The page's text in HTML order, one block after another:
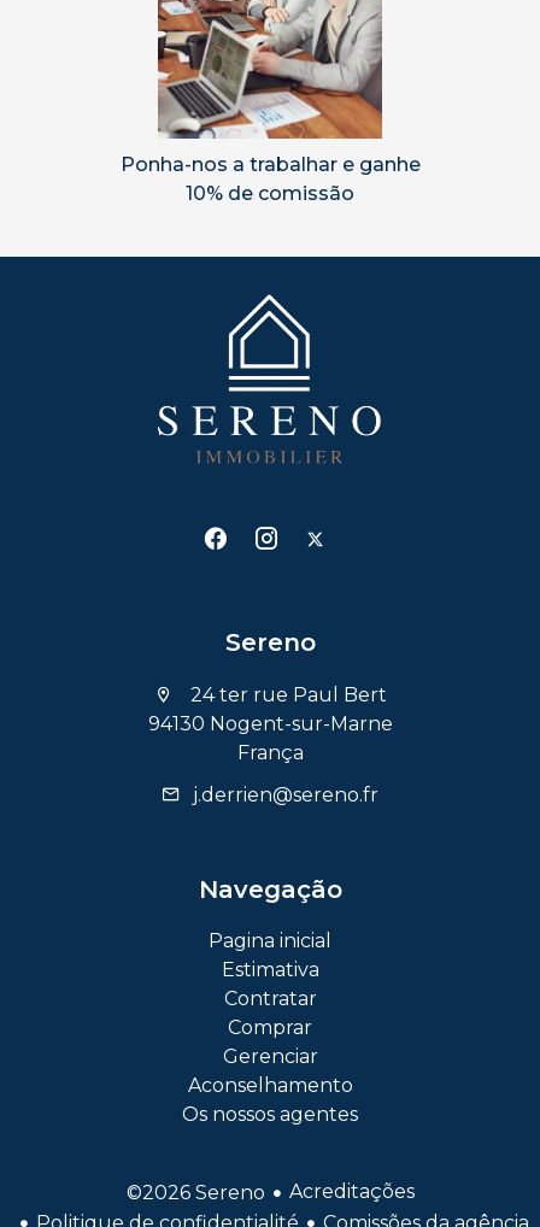
Ponha-nos a trabalhar e ganhe
10% de comissão
Sereno
24 ter rue Paul Bert
94130 Nogent-sur-Marne
França
j.derrien@sereno.fr
Navegação
Pagina inicial
Estimativa
Contratar
Comprar
Gerenciar
Aconselhamento
Os nossos agentes
©2026 Sereno
Acreditações
Politique de confidentialité
Comissões da agência